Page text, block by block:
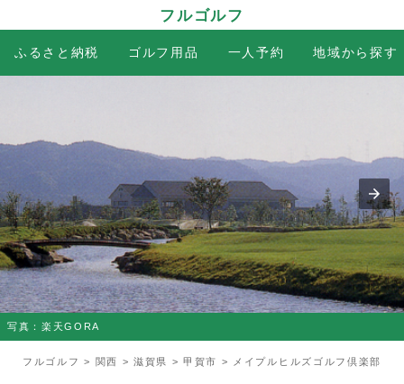
フルゴルフ
ふるさと納税 ゴルフ用品 一人予約 地域から探す
写真：楽天GORA
フルゴルフ > 関西 > 滋賀県 >甲賀市 > メイプルヒルズゴルフ倶楽部